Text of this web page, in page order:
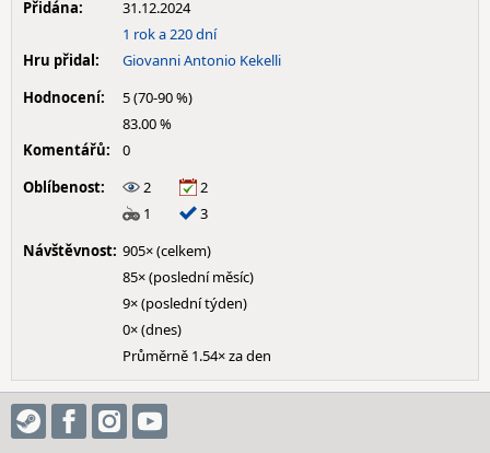
Přidána:
31.12.2024
1 rok a 220 dní
Hru přidal:
Giovanni Antonio Kekelli
Hodnocení:
5 (70-90 %)
83.00 %
Komentářů:
0
Oblíbenost:
2
2
1
3
Návštěvnost: 905× (celkem)
85× (poslední měsíc)
9× (poslední týden)
0× (dnes)
Průměrně 1.54× za den